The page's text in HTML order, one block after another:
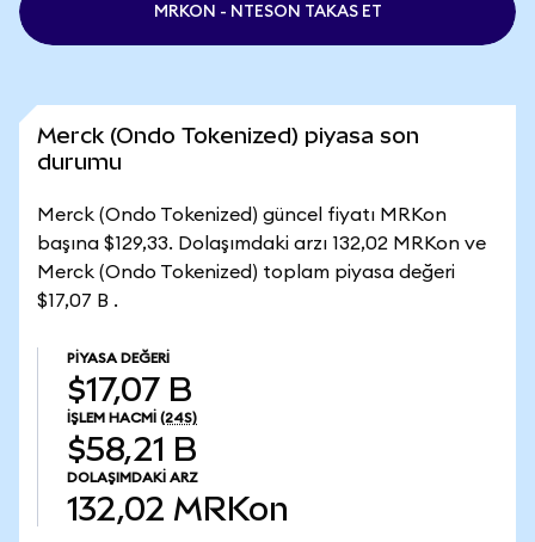
MRKON - NTESON TAKAS ET
Merck (Ondo Tokenized) piyasa son
durumu
Merck (Ondo Tokenized) güncel fiyatı MRKon
başına $129,33. Dolaşımdaki arzı 132,02 MRKon ve
Merck (Ondo Tokenized) toplam piyasa değeri
$17,07 B .
PIYASA DEĞERI
$17,07 B
İŞLEM HACMI (24S)
$58,21 B
DOLAŞIMDAKI ARZ
132,02 MRKon